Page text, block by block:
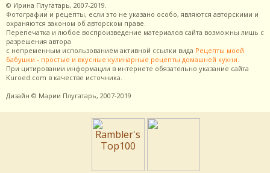
© Ирина Плугатарь, 2007-2019.
Фотографии и рецепты, если это не указано особо, являются авторскими и
охраняются законом об авторском праве.
Перепечатка и любое воспроизведение материалов сайта возможны лишь с
разрешения автора
с непременным использованием активной ссылки вида Рецепты моей
бабушки - простые и вкусные кулинарные рецепты домашней кухни.
При цитировании информации в интернете обязательно указание сайта
Kuroed.com в качестве источника.
Дизайн © Марии Плугатарь, 2007-2019